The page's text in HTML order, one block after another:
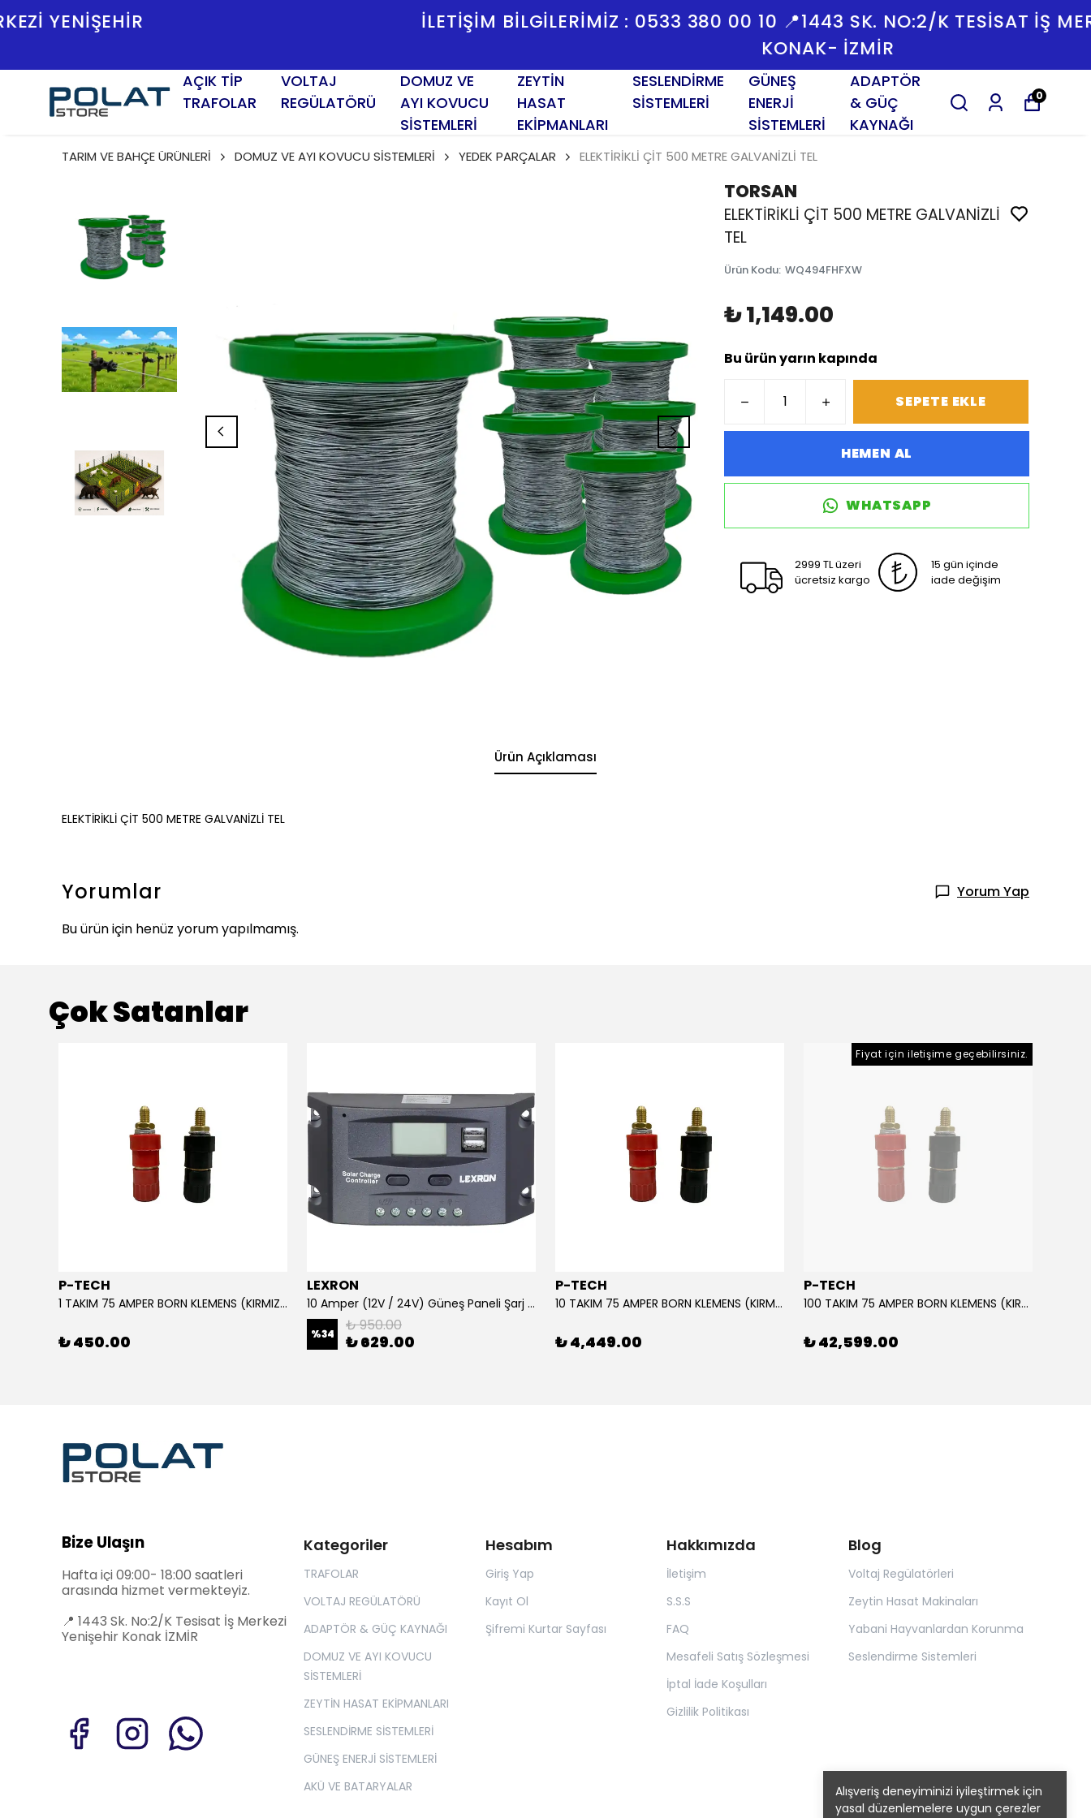
İLETİŞİM BİLGİLERİMİZ : 0533 380 00 10 📍1443 SK. NO:2/K TESISAT İŞ MERKEZI YENIŞEHIR
AÇIK TİP
TRAFOLAR
VOLTAJ
REGÜLATÖRÜ
DOMUZ VE
AYI KOVUCU
SİSTEMLERİ
ZEYTİN
HASAT
EKİPMANLARI
SESLENDİRME
SİSTEMLERİ
GÜNEŞ
ENERJİ
SİSTEMLERİ
ADAPTÖR
& GÜÇ
KAYNAĞI
0
Alışveriş deneyiminizi iyileştirmek için
yasal düzenlemelere uygun çerezler
TARIM VE BAHÇE ÜRÜNLERİ DOMUZ VE AYI KOVUCU SİSTEMLERİ YEDEK PARÇALAR ELEKTİRİKLİ ÇİT 500 METRE GALVANİZLİ TEL
TORSAN
ELEKTİRİKLİ ÇİT 500 METRE GALVANİZLİ
TEL
Ürün Kodu: WQ494FHFXW
₺ 1,149.00
Bu ürün yarın kapında
SEPETE EKLE
HEMEN AL
WHATSAPP
2999 TL üzeri
ücretsiz kargo
15 gün içinde
iade değişim
Ürün Açıklaması
ELEKTİRİKLİ ÇİT 500 METRE GALVANİZLİ TEL
Yorumlar
Yorum Yap
Bu ürün için henüz yorum yapılmamış.
Çok Satanlar
P-TECH
1 TAKIM 75 AMPER BORN KLEMENS (KIRMIZI-SİYAH)
₺ 450.00
LEXRON
10 Amper (12V / 24V) Güneş Paneli Şarj Kontrol Cihazı
%34 ₺ 950.00
₺ 629.00
P-TECH
10 TAKIM 75 AMPER BORN KLEMENS (KIRMIZI-SİYAH)
₺ 4,449.00
Fiyat için iletişime geçebilirsiniz.
P-TECH
100 TAKIM 75 AMPER BORN KLEMENS (KIRMIZI-SİYAH)
₺ 42,599.00
Kategoriler
TRAFOLAR
VOLTAJ REGÜLATÖRÜ
ADAPTÖR & GÜÇ KAYNAĞI
DOMUZ VE AYI KOVUCU
SİSTEMLERİ
ZEYTİN HASAT EKİPMANLARI
SESLENDİRME SİSTEMLERİ
GÜNEŞ ENERJİ SİSTEMLERİ
AKÜ VE BATARYALAR
Hesabım
Giriş Yap
Kayıt Ol
Şifremi Kurtar Sayfası
Hakkımızda
İletişim
S.S.S
FAQ
Mesafeli Satış Sözleşmesi
İptal İade Koşulları
Gizlilik Politikası
Blog
Voltaj Regülatörleri
Zeytin Hasat Makinaları
Yabani Hayvanlardan Korunma
Seslendirme Sistemleri
Bize Ulaşın
Hafta içi 09:00- 18:00 saatleri
arasında hizmet vermekteyiz.
📍 1443 Sk. No:2/K Tesisat İş Merkezi
Yenişehir Konak İZMİR